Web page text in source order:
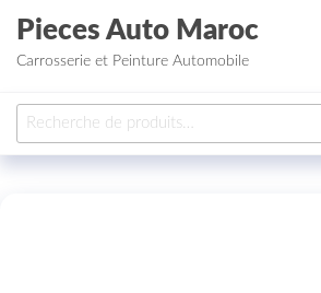
Aller au contenu
Pieces Auto Maroc
Carrosserie et Peinture Automobile
Recherche pour :